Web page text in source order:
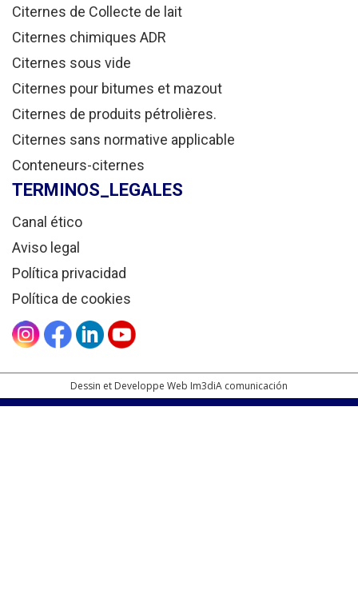
Citernes de Collecte de lait
Citernes chimiques ADR
Citernes sous vide
Citernes pour bitumes et mazout
Citernes de produits pétrolières.
Citernes sans normative applicable
Conteneurs-citernes
TERMINOS_LEGALES
Canal ético
Aviso legal
Política privacidad
Política de cookies
Dessin et Developpe Web Im3diA comunicación